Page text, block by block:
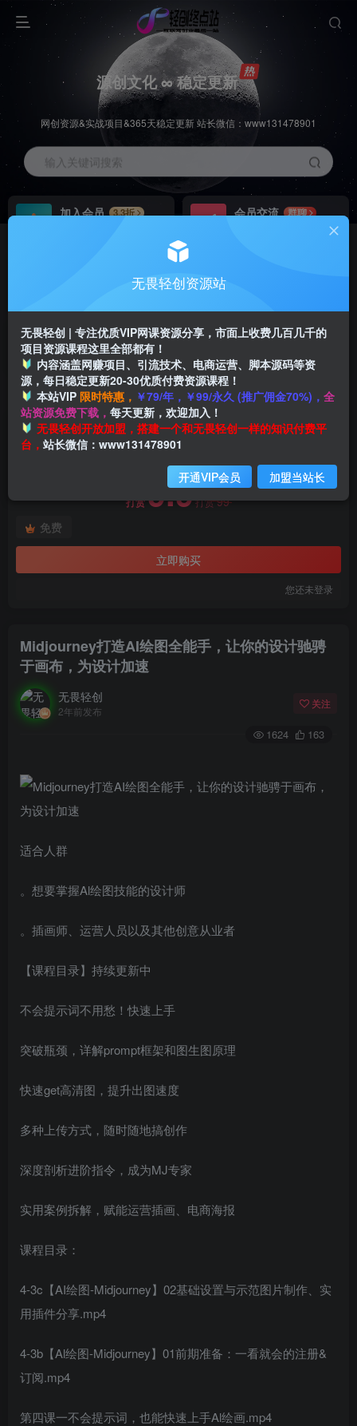
源创文化 ∞ 稳定更新
网创资源&实战项目&365天稳定更新 站长微信：www131478901
输入关键词搜索
加入会员
3.3折
会员交流
群聊
推广返佣高达70%
首页 创业课程 会员免费 正文
此内容为付费阅读，请付费后查看
打赏9.9打赏99
免费
立即购买
您还未登录
付费阅读
Midjourney打造AI绘图全能手，让你的设计驰骋
于画布，为设计加速
无畏轻创
2年前发布
关注
1624 163
适合人群
。想要掌握Al绘图技能的设计师
。插画师、运营人员以及其他创意从业者
【课程目录】持续更新中
不会提示词不用愁！快速上手
突破瓶颈，详解prompt框架和图生图原理
快速get高清图，提升出图速度
多种上传方式，随时随地搞创作
深度剖析进阶指令，成为MJ专家
实用案例拆解，赋能运营插画、电商海报
课程目录：
4-3c【AI绘图-Midjourney】02基础设置与示范图片制作、实
用插件分享.mp4
4-3b【Al绘图-Midjourney】01前期准备：一看就会的注册&
订阅.mp4
第四课一不会提示词，也能快速上手Al绘画.mp4
无畏轻创资源站
无畏轻创 | 专注优质VIP网课资源分享，市面上收费几百几千的
项目资源课程这里全部都有！
内容涵盖网赚项目、引流技术、电商运营、脚本源码等资
源，每日稳定更新20-30优质付费资源课程！
本站VIP 限时特惠， ￥79/年，￥99/永久 (推广佣金70%)， 全
站资源免费下载， 每天更新，欢迎加入！
无畏轻创开放加盟，搭建一个和无畏轻创一样的知识付费平
台， 站长微信：www131478901
开通VIP会员 加盟当站长